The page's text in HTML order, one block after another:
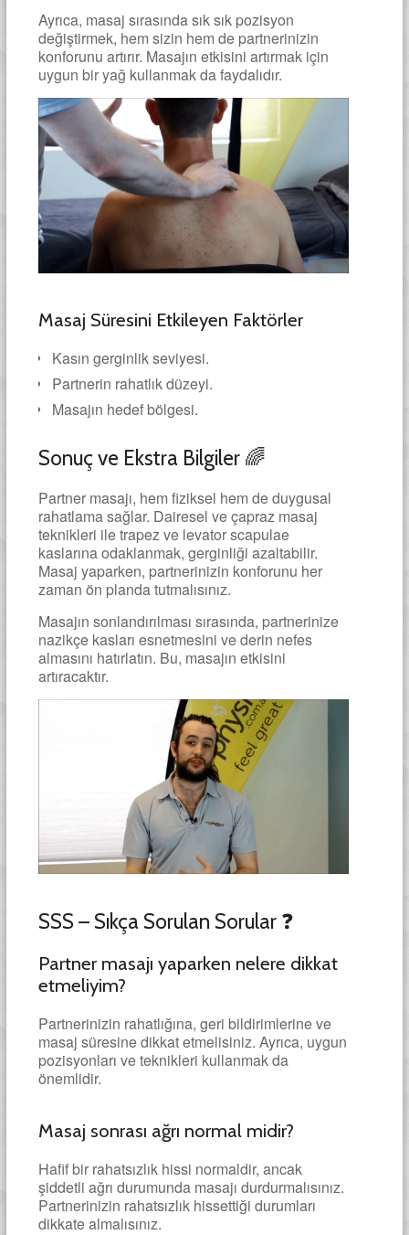
Ayrıca, masaj sırasında sık sık pozisyon
değiştirmek, hem sizin hem de partnerinizin
konforunu artırır. Masajın etkisini artırmak için
uygun bir yağ kullanmak da faydalıdır.
Masaj Süresini Etkileyen Faktörler
Kasın gerginlik seviyesi.
Partnerin rahatlık düzeyi.
Masajın hedef bölgesi.
Sonuç ve Ekstra Bilgiler 🌈
Partner masajı, hem fiziksel hem de duygusal
rahatlama sağlar. Dairesel ve çapraz masaj
teknikleri ile trapez ve levator scapulae
kaslarına odaklanmak, gerginliği azaltabilir.
Masaj yaparken, partnerinizin konforunu her
zaman ön planda tutmalısınız.
Masajın sonlandırılması sırasında, partnerinize
nazikçe kasları esnetmesini ve derin nefes
almasını hatırlatın. Bu, masajın etkisini
artıracaktır.
SSS – Sıkça Sorulan Sorular ❓
Partner masajı yaparken nelere dikkat
etmeliyim?
Partnerinizin rahatlığına, geri bildirimlerine ve
masaj süresine dikkat etmelisiniz. Ayrıca, uygun
pozisyonları ve teknikleri kullanmak da
önemlidir.
Masaj sonrası ağrı normal midir?
Hafif bir rahatsızlık hissi normaldir, ancak
şiddetli ağrı durumunda masajı durdurmalısınız.
Partnerinizin rahatsızlık hissettiği durumları
dikkate almalısınız.